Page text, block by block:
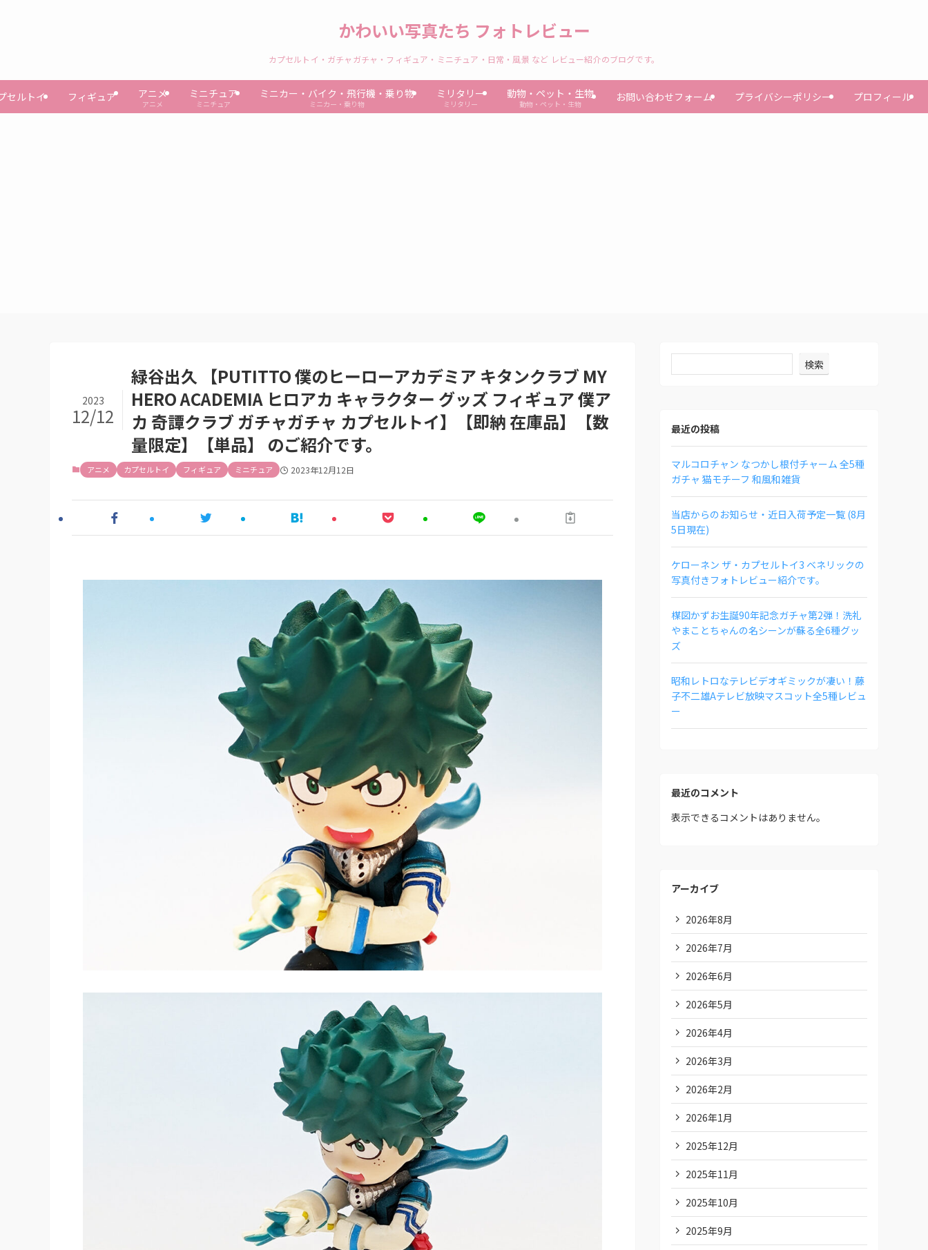
かわいい写真たち フォトレビュー
カプセルトイ・ガチャガチャ・フィギュア・ミニチュア・日常・風景 など レビュー紹介のブログです。
セルトイ フィギュア アニメ
アニメ
ミニチュア
ミニチュア
ミニカー・バイク・飛行機・乗り物
ミニカー・乗り物
ミリタリー
ミリタリー
動物・ペット・生物
動物・ペット・生物
お問い合わせフォーム プライバシーポリシー プロフィール
緑谷出久 【PUTITTO 僕のヒーローアカデミア キタンクラブ MY
HERO ACADEMIA ヒロアカ キャラクター グッズ フィギュア 僕ア
カ 奇譚クラブ ガチャガチャ カプセルトイ】【即納 在庫品】【数
量限定】【単品】 のご紹介です。
2023
12/12
アニメ カプセルトイ フィギュア ミニチュア 2023年12月12日
検索
最近の投稿
マルコロチャン なつかし根付チャーム 全5種
ガチャ 猫モチーフ 和風和雑貨
当店からのお知らせ・近日入荷予定一覧 (8月
5日現在)
ケローネン ザ・カプセルトイ3 ベネリックの
写真付きフォトレビュー紹介です。
楳図かずお生誕90年記念ガチャ第2弾！洗礼
やまことちゃんの名シーンが蘇る全6種グッ
ズ
昭和レトロなテレビデオギミックが凄い！藤
子不二雄Aテレビ放映マスコット全5種レビュ
ー
最近のコメント
表示できるコメントはありません。
アーカイブ
2026年8月
2026年7月
2026年6月
2026年5月
2026年4月
2026年3月
2026年2月
2026年1月
2025年12月
2025年11月
2025年10月
2025年9月